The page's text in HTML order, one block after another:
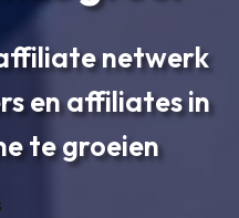
netwerk
en affiliates in
te groeien